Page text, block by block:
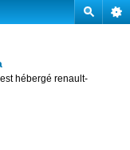
hébergé renault-